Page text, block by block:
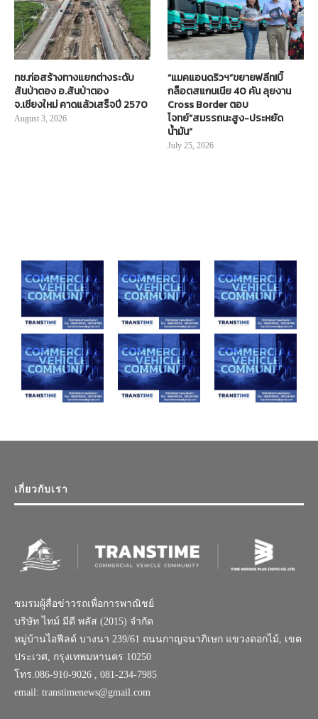
ทช.ก่อสร้างทางแยกต่างระดับ
สันป่าตอง อ.สันป่าตอง
จ.เชียงใหม่ คาดแล้วเสร็จปี 2570
August 3, 2026
“แมคแอนดริวฯ”ขยายฟลีท!บิ๊
กล็อตสแกนเนีย 40 คัน ลุยงาน
Cross Border ตอบ
โจทย์“สมรรถนะสูง-ประหยัด
น้ำมัน”
July 25, 2026
เกี่ยวกับเรา
ชมรมผู้สื่อข่าวรถเพื่อการพาณิชย์
บริษัท ไทม์ มีดี พลัส (2015) จำกัด
หมู่บ้านไอฟีลด์ บางนา 239/61 ถนนกาญจนาภิเษก แขวงดอกไม้, เขต
ประเวศ, กรุงเทพมหานคร 10250
โทร.086-910-9026 , 081-234-7985
email: transtimenews@gmail.com